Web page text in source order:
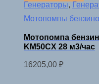
Генераторы,
Мотопомпы
Мотопомпа
KM50CX 28 м3/час
16205,00 ₽